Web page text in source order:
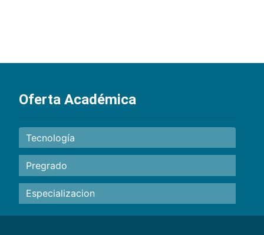
Oferta Académica
Tecnología
Pregrado
Especializacion